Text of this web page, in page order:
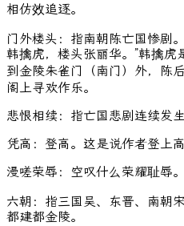
相仿效追逐。
门外楼头：指南朝陈亡国惨剧
韩擒虎，楼头张丽华。”韩擒
到金陵朱雀门（南门）外，陈
阁上寻欢作乐。
悲恨相续：指亡国悲剧连续发生
凭高：登高。这是说作者登上高
漫嗟荣辱：空叹什么荣耀耻辱
六朝：指三国吴、东晋、南朝
都建都金陵。